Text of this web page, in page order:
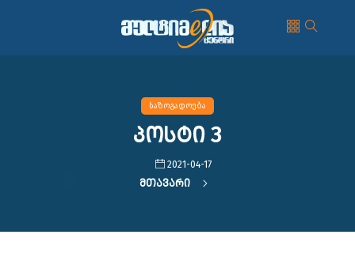
საზოგადოება
პოსტი 3
2021-04-17
Მთავარი